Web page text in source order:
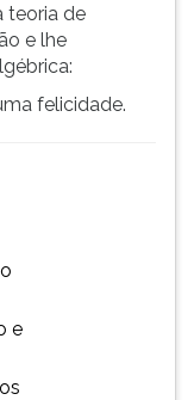
teoria de
e lhe
felicidade.
e